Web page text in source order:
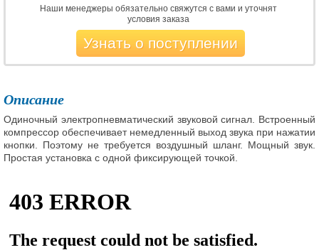
Наши менеджеры обязательно свяжутся с вами и уточнят
условия заказа
Узнать о поступлении
Описание
Одиночный электропневматический звуковой сигнал. Встроенный
компрессор обеспечивает немедленный выход звука при нажатии
кнопки. Поэтому не требуется воздушный шланг. Мощный звук.
Простая установка с одной фиксирующей точкой.